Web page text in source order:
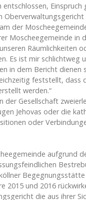
der
Moscheegemeinde in
Räumlichkeiten
Es ist mir schlichtweg
in dem Bericht
feststellt, dass
werden.“
der Gesellschaft
Jehovas oder die
oder
aufgrund
2015 und 2016
die aus ihrer